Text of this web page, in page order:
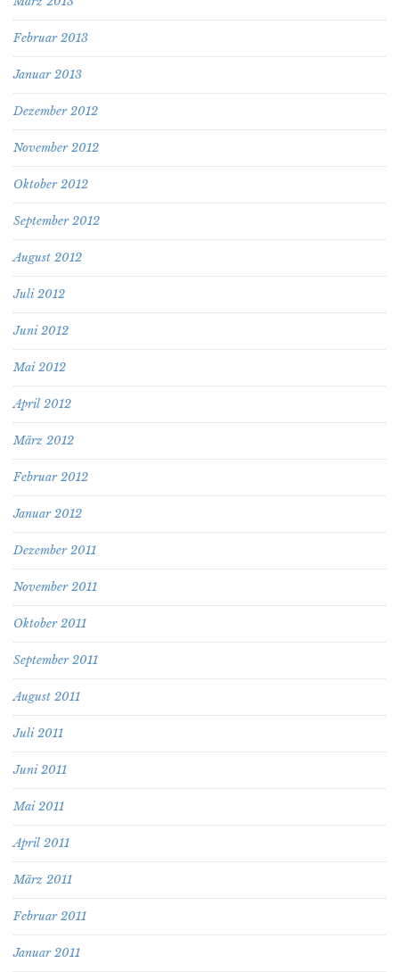
Februar 2013
Januar 2013
Dezember 2012
November 2012
Oktober 2012
September 2012
August 2012
Juli 2012
Juni 2012
Mai 2012
April 2012
März 2012
Februar 2012
Januar 2012
Dezember 2011
November 2011
Oktober 2011
September 2011
August 2011
Juli 2011
Juni 2011
Mai 2011
April 2011
März 2011
Februar 2011
Januar 2011